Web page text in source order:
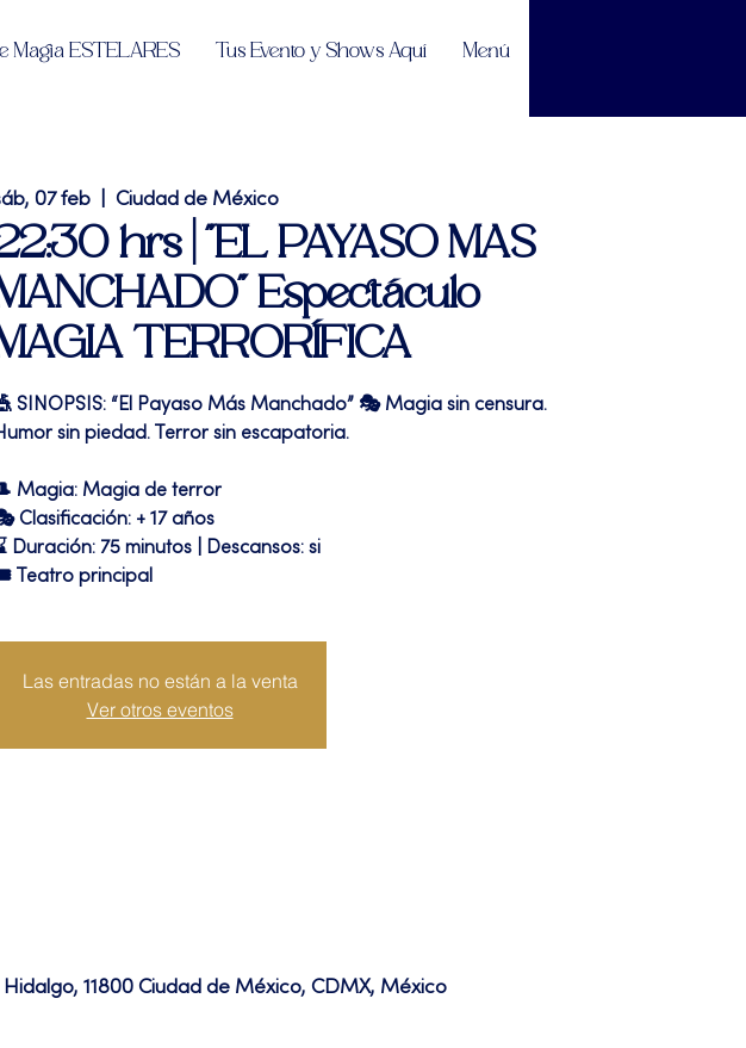
Magia ESTELARES Tus Evento y Shows Aquí Menú
07 feb Ciudad de México
hrs | "EL PAYASO MAS
Espectáculo
TERRORÍFICA
SINOPSIS: “El Payaso Más Manchado” 🎭 Magia sin censura.
sin piedad. Terror sin escapatoria.
Magia: Magia de terror
Clasificación: + 17 años
Duración: 75 minutos | Descansos: si
Teatro principal
Las entradas no están a la venta
Ver otros eventos
11800 Ciudad de México, CDMX, México